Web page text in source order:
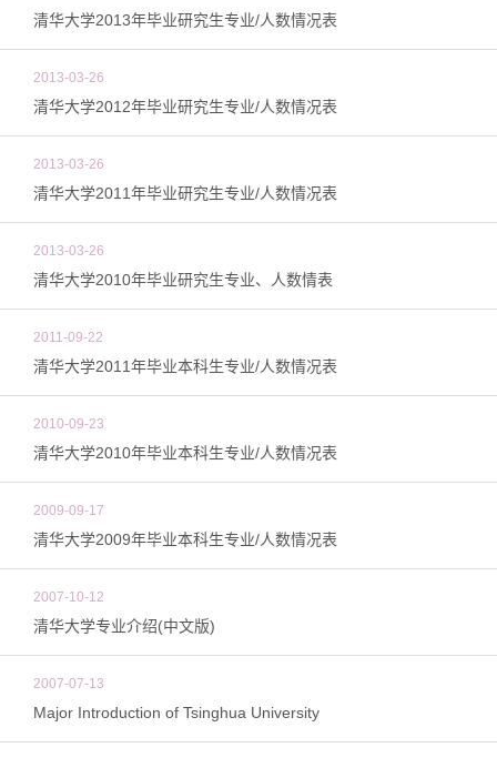
清华大学2013年毕业研究生专业/人数情况表
2013-03-26
清华大学2012年毕业研究生专业/人数情况表
2013-03-26
清华大学2011年毕业研究生专业/人数情况表
2013-03-26
清华大学2010年毕业研究生专业、人数情表
2011-09-22
清华大学2011年毕业本科生专业/人数情况表
2010-09-23
清华大学2010年毕业本科生专业/人数情况表
2009-09-17
清华大学2009年毕业本科生专业/人数情况表
2007-10-12
清华大学专业介绍(中文版)
2007-07-13
Major Introduction of Tsinghua University